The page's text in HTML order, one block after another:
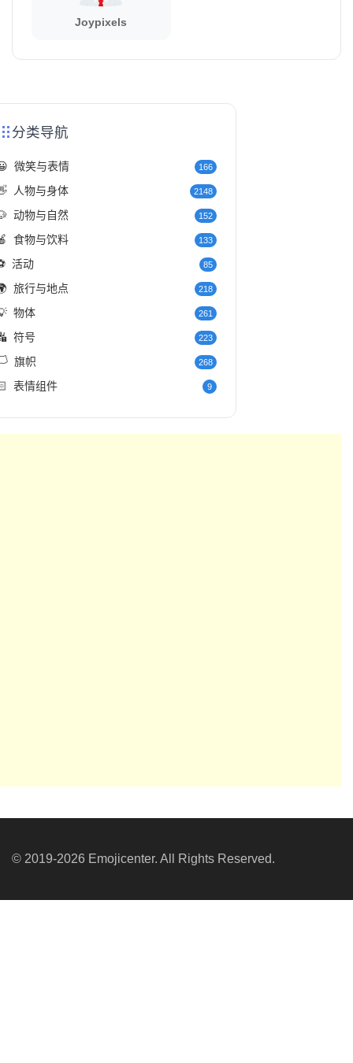
Joypixels
分类导航
微笑与表情 166
人物与身体 2148
动物与自然 152
食物与饮料 133
活动 85
旅行与地点 218
物体 261
符号 223
旗帜 268
表情组件 9
© 2019-2026 Emojicenter. All Rights Reserved.